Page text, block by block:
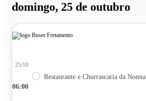
domingo, 25 de outubro
06:00
25/10
Restaurante e Churrascaria da Nonna